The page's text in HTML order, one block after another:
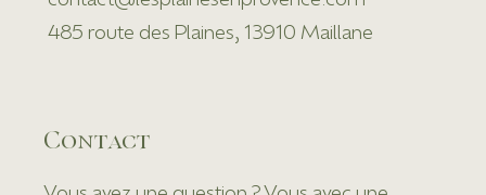
485 route des Plaines, 13910 Maillane
Contact